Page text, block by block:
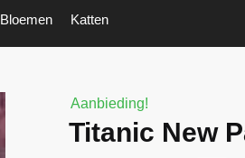
Bloemen Katten
Aanbieding!
Titanic New